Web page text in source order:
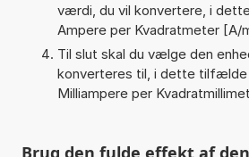
værdi, du vil konvertere, i
Ampere per Kvadratmeter [A/
Til slut skal du vælge den
konverteres til, i dette
Milliampere per
Brug den fulde effekt af